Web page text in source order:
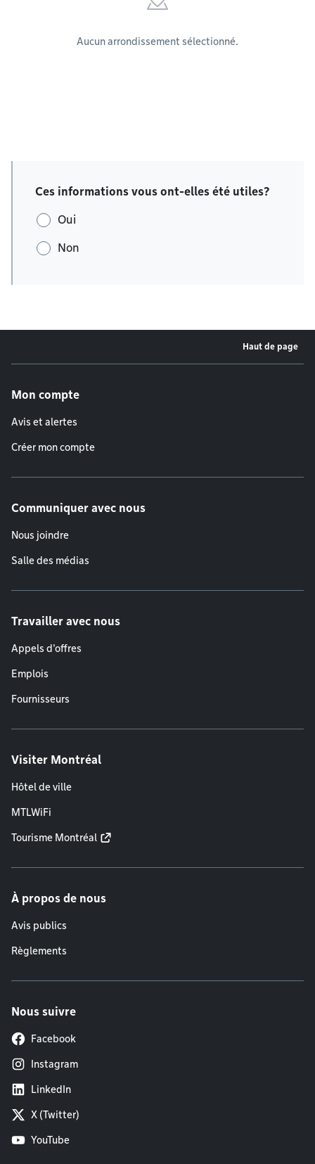
Aucun arrondissement sélectionné.
Ces informations vous ont-elles été utiles?
Oui
Non
Haut de page
Mon compte
Avis et alertes
Créer mon compte
Communiquer avec nous
Nous joindre
Salle des médias
Travailler avec nous
Appels d'offres
Emplois
Fournisseurs
Visiter Montréal
Hôtel de ville
MTLWiFi
Tourisme Montréal
À propos de nous
Avis publics
Règlements
Nous suivre
Facebook
Instagram
LinkedIn
X (Twitter)
YouTube